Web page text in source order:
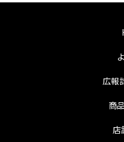
広報
商
店